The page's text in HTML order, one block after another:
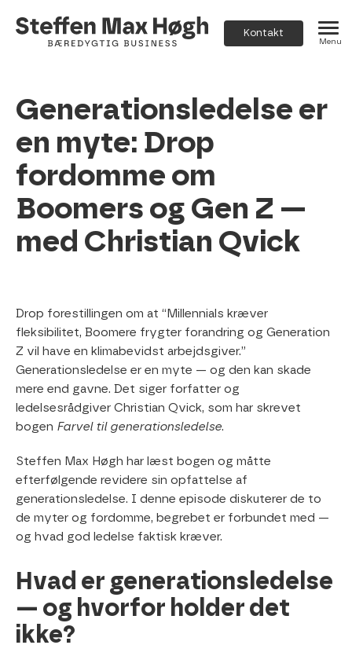
Menu
Kontakt
Generationsledelse er
en myte: Drop
fordomme om
Boomers og Gen Z —
med Christian Qvick
Drop forestillingen om at “Millennials kræver
fleksibilitet, Boomere frygter forandring og Generation
Z vil have en klimabevidst arbejdsgiver.”
Generationsledelse er en myte — og den kan skade
mere end gavne. Det siger forfatter og
ledelsesrådgiver Christian Qvick, som har skrevet
bogen Farvel til generationsledelse.
Steffen Max Høgh har læst bogen og måtte
efterfølgende revidere sin opfattelse af
generationsledelse. I denne episode diskuterer de to
de myter og fordomme, begrebet er forbundet med —
og hvad god ledelse faktisk kræver.
Hvad er generationsledelse
— og hvorfor holder det
ikke?